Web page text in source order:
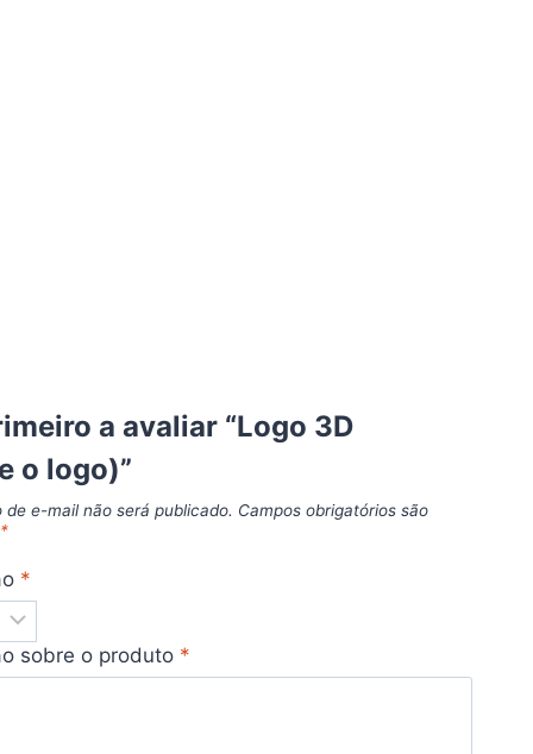
a avaliar “Logo 3D
o logo)”
de e-mail não será publicado. Campos obrigatórios são
*
*
sobre o produto *